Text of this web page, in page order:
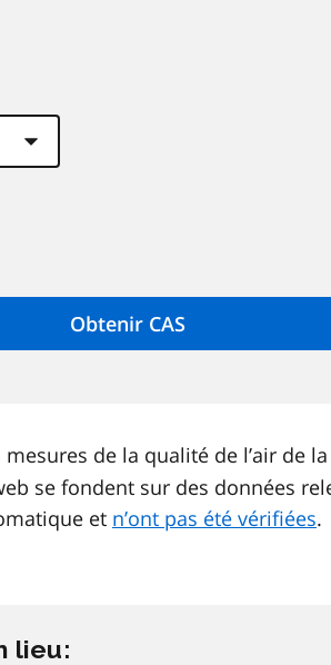
mesures de la qualité de l’air de la
se fondent sur des données
et n’ont pas été vérifiées.
lieu: